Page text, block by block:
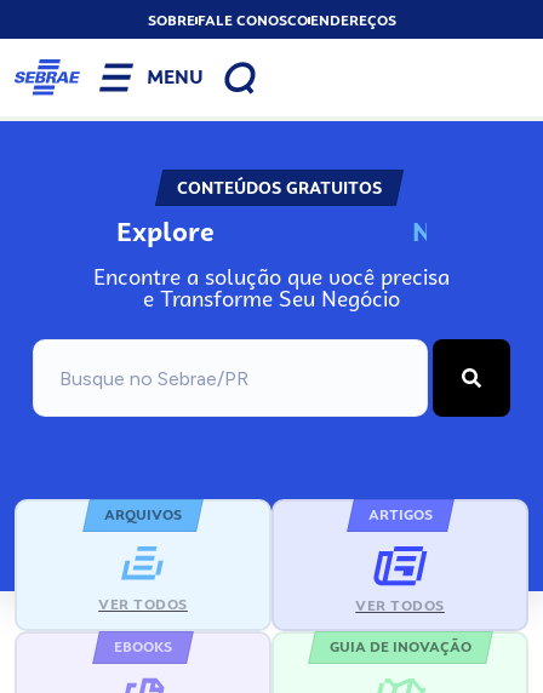
SOBREFALE CONOSCOENDEREÇOS
MENU
CONTEÚDOS GRATUITOS
Explore N
Encontre a solução que você precisa
e Transforme Seu Negócio
ARQUIVOS
VER TODOS
ARTIGOS
VER TODOS
EBOOKS GUIA DE INOVAÇÃO